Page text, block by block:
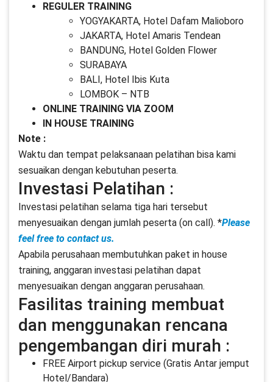
REGULER TRAINING
YOGYAKARTA, Hotel Dafam Malioboro
JAKARTA, Hotel Amaris Tendean
BANDUNG, Hotel Golden Flower
SURABAYA
BALI, Hotel Ibis Kuta
LOMBOK – NTB
ONLINE TRAINING VIA ZOOM
IN HOUSE TRAINING
Note :
Waktu dan tempat pelaksanaan pelatihan bisa kami
sesuaikan dengan kebutuhan peserta.
Investasi Pelatihan :
Investasi pelatihan selama tiga hari tersebut
menyesuaikan dengan jumlah peserta (on call). *Please
feel free to contact us.
Apabila perusahaan membutuhkan paket in house
training, anggaran investasi pelatihan dapat
menyesuaikan dengan anggaran perusahaan.
Fasilitas training membuat
dan menggunakan rencana
pengembangan diri murah :
FREE Airport pickup service (Gratis Antar jemput
Hotel/Bandara)